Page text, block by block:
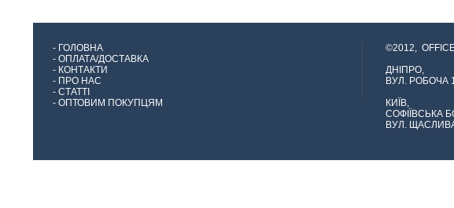
- ГОЛОВНА
- ОПЛАТА/ДОСТАВКА
- КОНТАКТИ
- ПРО НАС
- СТАТТІ
- ОПТОВИМ ПОКУПЦЯМ
©2012,
ДНІПРО,
ВУЛ. РОБОЧА
КИЇВ,
СОФІЇВСЬКА
ВУЛ.